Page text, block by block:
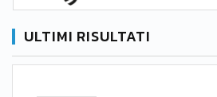
ULTIMI RISULTATI